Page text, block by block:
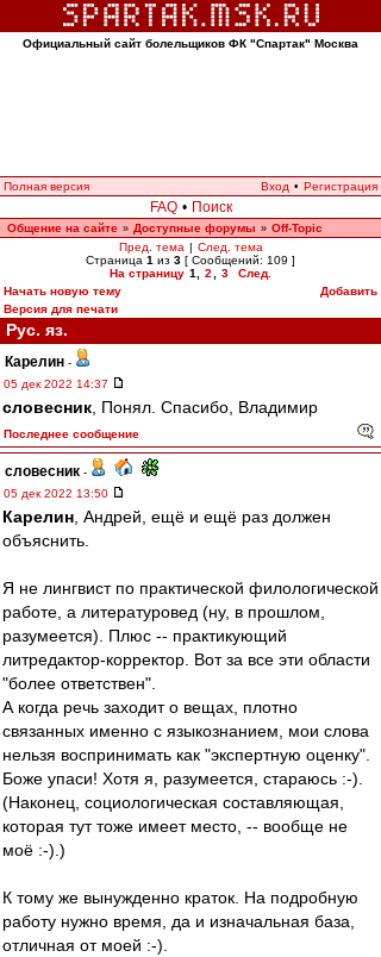
Официальный сайт болельщиков ФК "Спартак" Москва
Полная версия Вход • Регистрация
FAQ • Поиск
Общение на сайте » Доступные форумы » Off-Topic
Пред. тема | След. тема
Страница 1 из 3 [ Сообщений: 109 ]
На страницу 1 2 3
След.
Начать новую тему
Добавить
Версия для печати
Рус. яз.
Карелин -
05 дек 2022 14:37
словесник , Понял. Спасибо, Владимир
Последнее сообщение
словесник -
05 дек 2022 13:50
Карелин , Андрей, ещё и ещё раз должен
объяснить.
Я не лингвист по практической филологической
работе, а литературовед (ну, в прошлом,
разумеется). Плюс -- практикующий
литредактор-корректор. Вот за все эти области
"более ответствен".
А когда речь заходит о вещах, плотно
связанных именно с языкознанием, мои слова
нельзя воспринимать как "экспертную оценку".
Боже упаси! Хотя я, разумеется, стараюсь :-).
(Наконец, социологическая составляющая,
которая тут тоже имеет место, -- вообще не
моё :-).)
К тому же вынужденно краток. На подробную
работу нужно время, да и изначальная база,
отличная от моей :-).